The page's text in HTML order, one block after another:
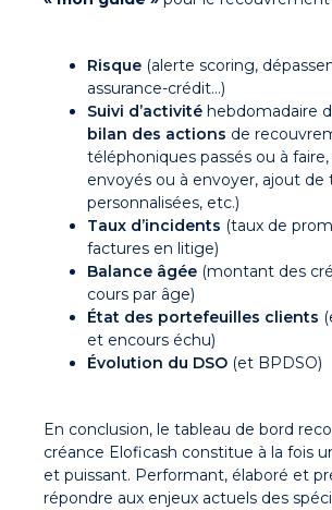
Risque (alerte scoring,
assurance-crédit…)
Suivi d’activité hebdomadaire
bilan des actions de
téléphoniques passés ou à
envoyés ou à envoyer, ajout de
personnalisées, etc.)
Taux d’incidents (taux de
factures en litige)
Balance âgée (montant des
cours par âge)
État des portefeuilles clients
et encours échu)
Évolution du DSO (et BPDSO)
En conclusion, le tableau de bord
créance Eloficash constitue à la fois
et puissant. Performant, élaboré et
répondre aux enjeux actuels des